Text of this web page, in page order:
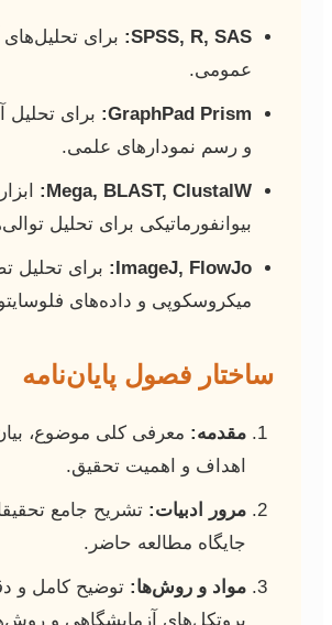
SPSS, R, SAS:
برای تحلیل‌های
عمومی.
GraphPad Prism:
برای تحلیل
و رسم نمودارهای علمی.
Mega, BLAST, ClustalW:
بیوانفورماتیکی برای تحلیل
ImageJ, FlowJo:
برای تحلیل
میکروسکوپی و داده‌های
ساختار فصول پایان‌نامه
مقدمه: معرفی کلی موضوع،
اهداف و اهمیت تحقیق.
مرور ادبیات: تشریح جامع
جایگاه مطالعه حاضر.
مواد و روش‌ها: توضیح کامل و
پروتکل‌های آزمایشگاهی و